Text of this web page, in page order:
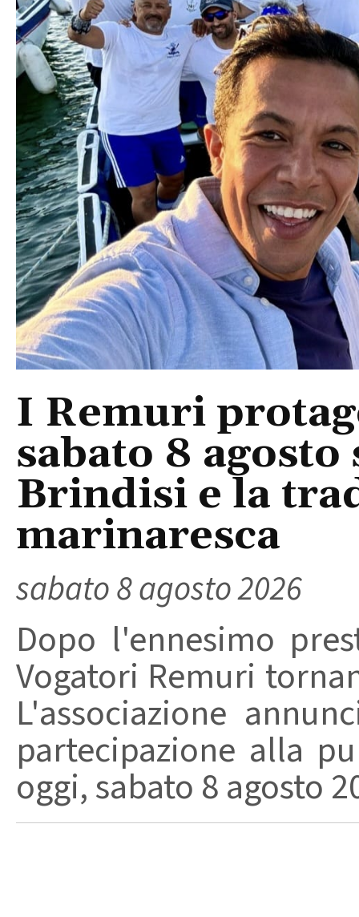
I Remuri
sabato 8
Brindisi e la
marinaresca
sabato 8 agosto 2026
Dopo l'ennesimo
Vogatori Remuri
L'associazione
partecipazione alla
oggi, sabato 8 agosto